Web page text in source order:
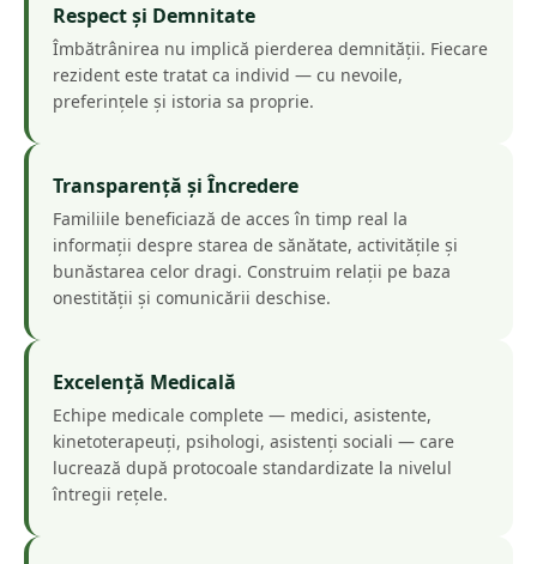
Respect și Demnitate
Îmbătrânirea nu implică pierderea demnității. Fiecare
rezident este tratat ca individ — cu nevoile,
preferințele și istoria sa proprie.
Transparență și Încredere
Familiile beneficiază de acces în timp real la
informații despre starea de sănătate, activitățile și
bunăstarea celor dragi. Construim relații pe baza
onestității și comunicării deschise.
Excelență Medicală
Echipe medicale complete — medici, asistente,
kinetoterapeuți, psihologi, asistenți sociali — care
lucrează după protocoale standardizate la nivelul
întregii rețele.